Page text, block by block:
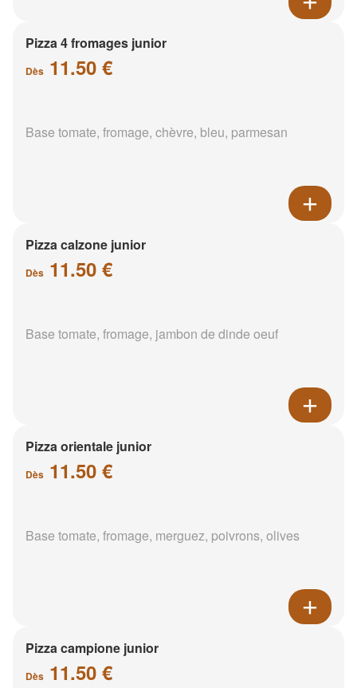
Pizza 4 fromages junior
Dès 11.50 €
Base tomate, fromage, chèvre, bleu, parmesan
Pizza calzone junior
Dès 11.50 €
Base tomate, fromage, jambon de dinde oeuf
Pizza orientale junior
Dès 11.50 €
Base tomate, fromage, merguez, poivrons, olives
Pizza campione junior
Dès 11.50 €